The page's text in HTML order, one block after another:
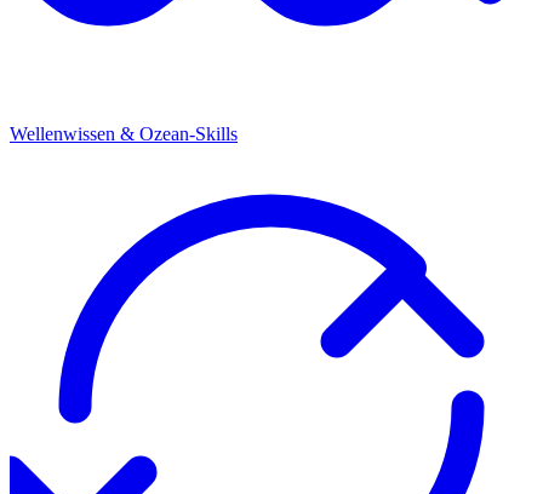
Wellenwissen & Ozean-Skills